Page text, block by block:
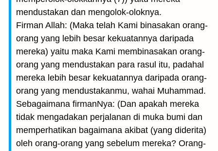
mendustakan dan mengolok-oloknya.
Firman Allah: (Maka telah Kami binasakan orang-
orang yang lebih besar kekuatannya daripada
mereka) yaitu maka Kami membinasakan orang-
orang yang mendustakan para rasul itu, padahal
mereka lebih besar kekuatannya daripada orang-
orang yang mendustakanmu, wahai Muhammad.
Sebagaimana firmanNya: (Dan apakah mereka
tidak mengadakan perjalanan di muka bumi dan
memperhatikan bagaimana akibat (yang diderita)
oleh orang-orang yang sebelum mereka? Orang-